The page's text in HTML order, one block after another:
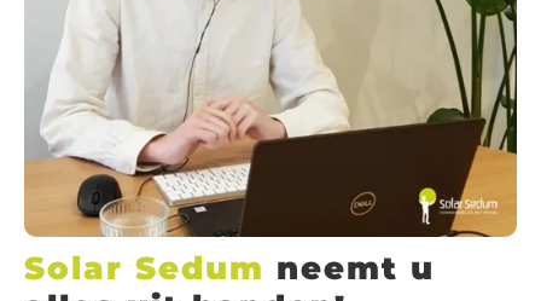
Solar Sedum neemt u